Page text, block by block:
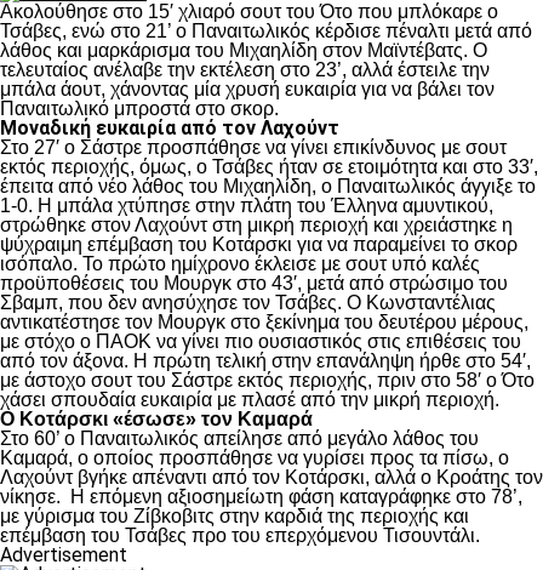
Ακολούθησε στο 15′ χλιαρό σουτ του Ότο που μπλόκαρε ο
Τσάβες, ενώ στο 21’ ο Παναιτωλικός κέρδισε πέναλτι μετά από
λάθος και μαρκάρισμα του Μιχαηλίδη στον Μαϊντέβατς. Ο
τελευταίος ανέλαβε την εκτέλεση στο 23’, αλλά έστειλε την
μπάλα άουτ, χάνοντας μία χρυσή ευκαιρία για να βάλει τον
Παναιτωλικό μπροστά στο σκορ.
Μοναδική ευκαιρία από τον Λαχούντ
Στο 27′ ο Σάστρε προσπάθησε να γίνει επικίνδυνος με σουτ
εκτός περιοχής, όμως, ο Τσάβες ήταν σε ετοιμότητα και στο 33′,
έπειτα από νέο λάθος του Μιχαηλίδη, ο Παναιτωλικός άγγιξε το
1-0. Η μπάλα χτύπησε στην πλάτη του Έλληνα αμυντικού,
στρώθηκε στον Λαχούντ στη μικρή περιοχή και χρειάστηκε η
ψύχραιμη επέμβαση του Κοτάρσκι για να παραμείνει το σκορ
ισόπαλο. Το πρώτο ημίχρονο έκλεισε με σουτ υπό καλές
προϋποθέσεις του Μουργκ στο 43′, μετά από στρώσιμο του
Σβαμπ, που δεν ανησύχησε τον Τσάβες. Ο Κωνσταντέλιας
αντικατέστησε τον Μουργκ στο ξεκίνημα του δευτέρου μέρους,
με στόχο ο ΠΑΟΚ να γίνει πιο ουσιαστικός στις επιθέσεις του
από τον άξονα. Η πρώτη τελική στην επανάληψη ήρθε στο 54′,
με άστοχο σουτ του Σάστρε εκτός περιοχής, πριν στο 58′ ο Ότο
χάσει σπουδαία ευκαιρία με πλασέ από την μικρή περιοχή.
Ο Κοτάρσκι «έσωσε» τον Καμαρά
Στο 60’ ο Παναιτωλικός απείλησε από μεγάλο λάθος του
Καμαρά, ο οποίος προσπάθησε να γυρίσει προς τα πίσω, ο
Λαχούντ βγήκε απέναντι από τον Κοτάρσκι, αλλά ο Κροάτης τον
νίκησε. Η επόμενη αξιοσημείωτη φάση καταγράφηκε στο 78’,
με γύρισμα του Ζίβκοβιτς στην καρδιά της περιοχής και
επέμβαση του Τσάβες προ του επερχόμενου Τισουντάλι.
Advertisement